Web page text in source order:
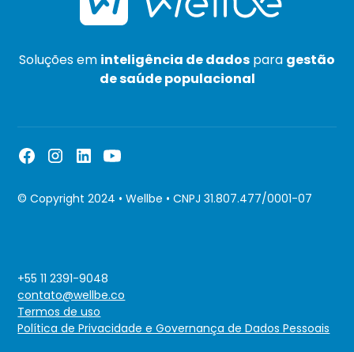
Soluções em inteligência de dados para gestão
de saúde populacional
© Copyright 2024 • Wellbe • CNPJ 31.807.477/0001-07
Termos de uso
Política de Privacidade e Governança de Dados Pessoais
+55 11 2391-9048
contato@wellbe.co